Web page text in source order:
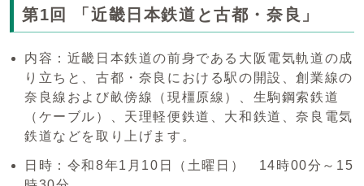
第1回 「近畿日本鉄道と古都・奈良」
内容：近畿日本鉄道の前身である大阪電気軌道の成
り立ちと、古都・奈良における駅の開設、創業線の
奈良線および畝傍線（現橿原線）、生駒鋼索鉄道
（ケーブル）、天理軽便鉄道、大和鉄道、奈良電気
鉄道などを取り上げます。
日時：令和8年1月10日（土曜日） 14時00分～15